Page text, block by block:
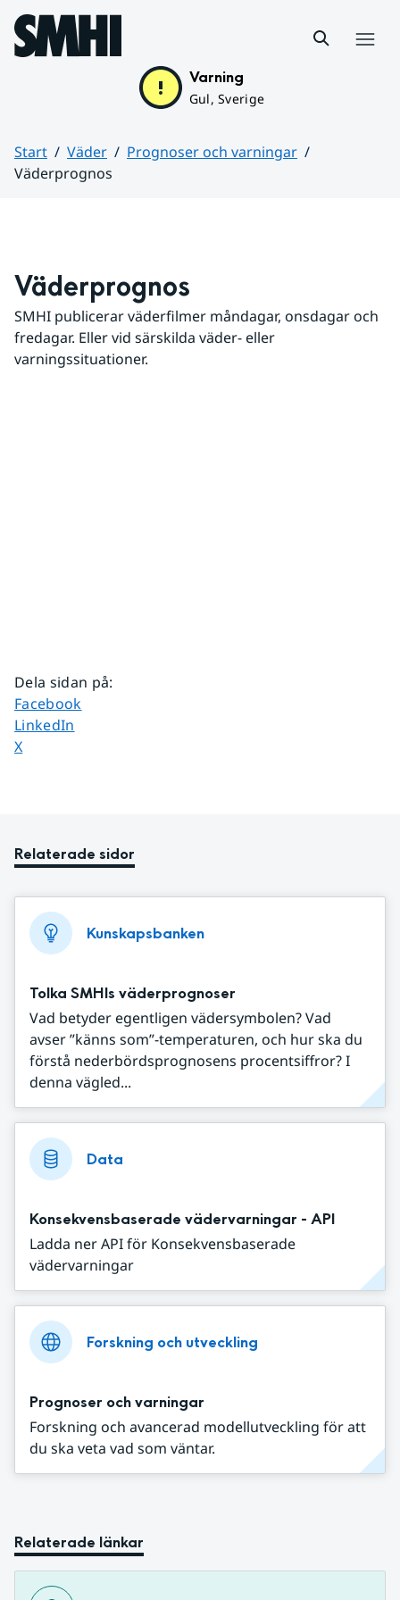
Hoppa till sidans innehåll
Varning
Gul, Sverige
Start Väder
Prognoser och varningar
Väderprognos
Väderprognos
SMHI publicerar väderfilmer måndagar, onsdagar och
fredagar. Eller vid särskilda väder- eller
varningssituationer.
Dela sidan på:
Dela sidan på
Facebook
Dela sidan på
LinkedIn
Dela sidan på
X
Relaterade sidor
Kunskapsbanken
Tolka SMHIs väderprognoser
Vad betyder egentligen vädersymbolen? Vad
avser ”känns som”-temperaturen, och hur ska du
förstå nederbördsprognosens procentsiffror? I
denna vägled...
Data
Konsekvensbaserade vädervarningar - API
Ladda ner API för Konsekvensbaserade
vädervarningar
Forskning och utveckling
Prognoser och varningar
Forskning och avancerad modellutveckling för att
du ska veta vad som väntar.
Relaterade länkar